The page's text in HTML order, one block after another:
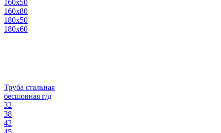
160х50
160х80
180х50
180х60
Труба стальная
бесшовная г/д
32
38
42